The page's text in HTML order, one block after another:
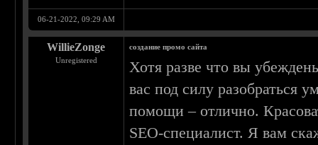
06-21-2022, 09:29 AM
WillieZonge
Unregistered
создание промо сайта
Хотя разве что вы
вас под силу разобраться
помощи – отлично.
SEO-специалист. Я вам